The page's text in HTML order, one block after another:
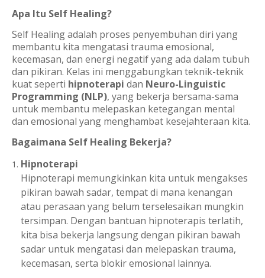
Apa Itu Self Healing?
Self Healing adalah proses penyembuhan diri yang
membantu kita mengatasi trauma emosional,
kecemasan, dan energi negatif yang ada dalam tubuh
dan pikiran. Kelas ini menggabungkan teknik-teknik
kuat seperti hipnoterapi dan Neuro-Linguistic
Programming (NLP), yang bekerja bersama-sama
untuk membantu melepaskan ketegangan mental
dan emosional yang menghambat kesejahteraan kita.
Bagaimana Self Healing Bekerja?
Hipnoterapi
Hipnoterapi memungkinkan kita untuk mengakses
pikiran bawah sadar, tempat di mana kenangan
atau perasaan yang belum terselesaikan mungkin
tersimpan. Dengan bantuan hipnoterapis terlatih,
kita bisa bekerja langsung dengan pikiran bawah
sadar untuk mengatasi dan melepaskan trauma,
kecemasan, serta blokir emosional lainnya.